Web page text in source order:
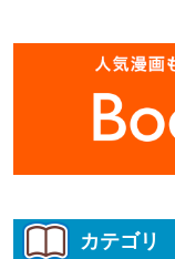
カテゴリ